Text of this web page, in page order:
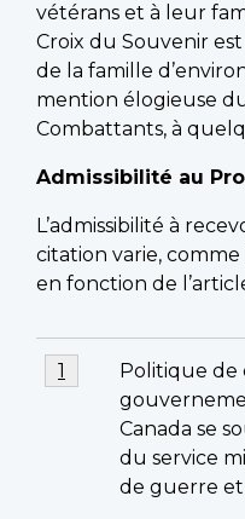
vétérans et à leur
Croix du Souvenir
de la famille
mention élogieuse
Combattants, à
Admissibilité au
L’admissibilité à
citation varie,
en fonction de
Footnotes
FootnotePolitique de
Canada se
du service
de guerre et
Return to footnote
1 referrer